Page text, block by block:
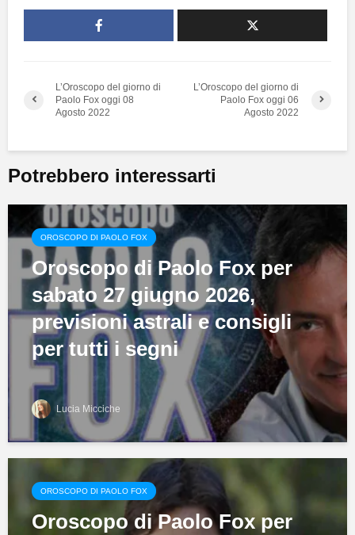
L’Oroscopo del giorno di
Paolo Fox oggi 08
Agosto 2022
L’Oroscopo del giorno di
Paolo Fox oggi 06
Agosto 2022
Potrebbero interessarti
OROSCOPO DI PAOLO FOX
Oroscopo di Paolo Fox per
sabato 27 giugno 2026,
previsioni astrali e consigli
per tutti i segni
Lucia Micciche
OROSCOPO DI PAOLO FOX
Oroscopo di Paolo Fox per